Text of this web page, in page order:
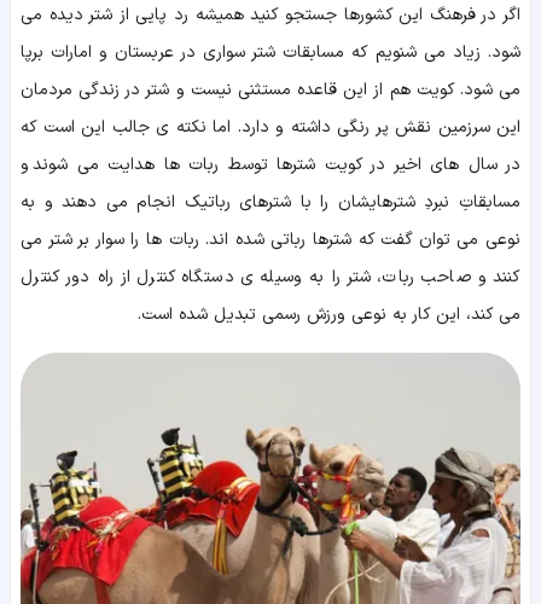
اگر در فرهنگ این کشورها جستجو کنید همیشه رد پایی از شتر دیده می
شود. زیاد می شنویم که مسابقات شتر سواری در عربستان و امارات برپا
می شود. کویت هم از این قاعده مستثنی نیست و شتر در زندگی مردمان
این سرزمین نقش پر رنگی داشته و دارد. اما نکته ی جالب این است که
در سال های اخیر در کویت شترها توسط ربات ها هدایت می شوند و
مسابقاتِ نبردِ شترهایشان را با شترهای رباتیک انجام می دهند و به
نوعی می توان گفت که شترها رباتی شده اند. ربات ها را سوار بر شتر می
کنند و صاحب ربات، شتر را به وسیله ی دستگاه کنترل از راه دور کنترل
می کند، این کار به نوعی ورزش رسمی تبدیل شده است.